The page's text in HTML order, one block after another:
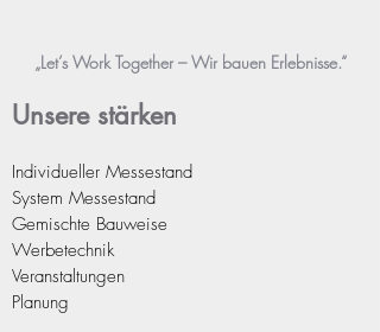
„Let’s Work Together – Wir bauen Erlebnisse.“
Unsere stärken
Individueller Messestand
System Messestand
Gemischte Bauweise
Werbetechnik
Veranstaltungen
Planung